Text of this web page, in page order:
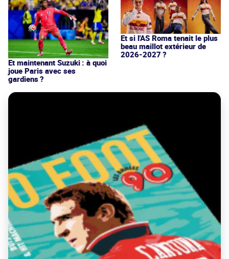
Et maintenant Suzuki : à quoi
joue Paris avec ses
gardiens ?
Et si l'AS Roma tenait le plus
beau maillot extérieur de
2026-2027 ?